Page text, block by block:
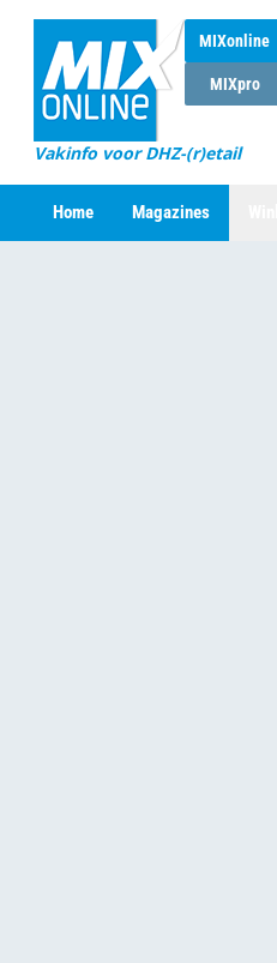
MIXonline
MIXpro
Vakinfo voor DHZ-(r)etail
Home Magazines